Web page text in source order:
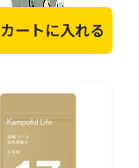
カートに入れる